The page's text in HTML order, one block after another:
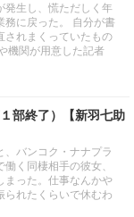
発生し、慌ただしく年
務に戻った。 自分が書
されまくっていたもの
機関が用意した記者
部終了）【新羽七助
バンコク・ナナプラ
く同棲相手の彼女、
まった。仕事なんかや
られたくらいで休むわ